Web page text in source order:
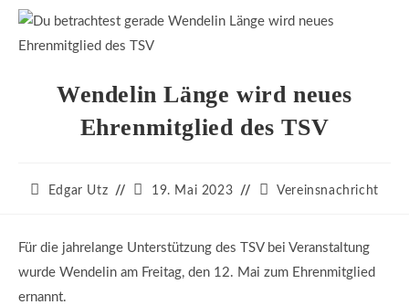
Wendelin Länge wird neues
Ehrenmitglied des TSV
Beitrags-
Edgar Utz
Beitrag
19. Mai 2023
Beitrags-
Vereinsnachricht
Für die jahrelange Unterstützung des TSV bei Veranstaltung
wurde Wendelin am Freitag, den 12. Mai zum Ehrenmitglied
ernannt.